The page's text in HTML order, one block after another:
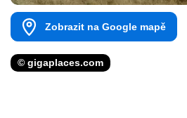
Zobrazit na Google mapě
© gigaplaces.com